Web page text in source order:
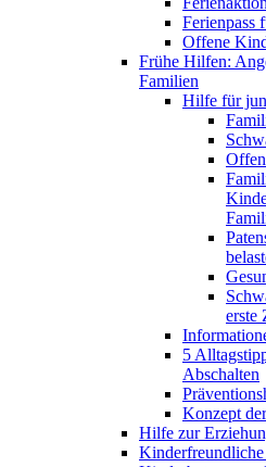
Ferienpass
Offene
Frühe Hilfen:
Familien
Hilfe für
erste
5
Abschalten
Konzept
Hilfe zur